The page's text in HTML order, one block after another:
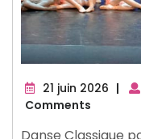
21 juin 2026 21|
Comments